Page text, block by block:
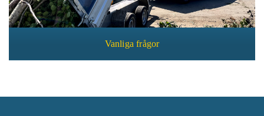
Vanliga frågor